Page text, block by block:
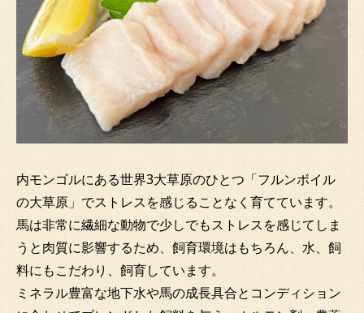
内モンゴルにある世界3大草原のひとつ「フルンボイル
の大草原」でストレスを感じることなく育てています。
馬は非常に繊細な動物で少しでもストレスを感じてしま
うと肉質に影響するため、飼育環境はもちろん、水、飼
料にもこだわり、飼育しています。
ミネラル豊富な地下水や馬の成長具合とコンディション